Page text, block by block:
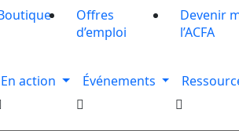
Offres
d’emploi
Devenir
l’ACFA
En action Événements